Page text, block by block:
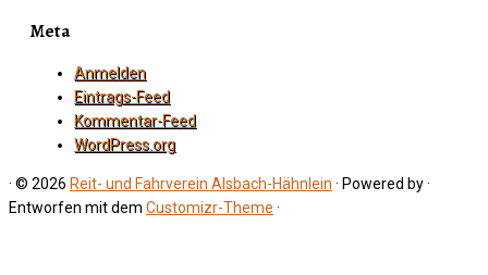
Meta
Anmelden
Eintrags-Feed
Kommentar-Feed
WordPress.org
· © 2026 Reit- und Fahrverein Alsbach-Hähnlein · Powered by·
Entworfen mit dem Customizr-Theme ·